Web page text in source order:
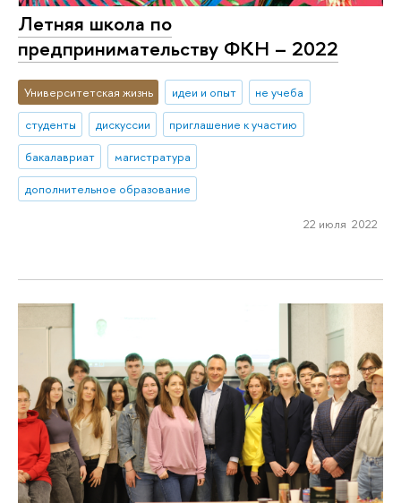
Летняя школа по
предпринимательству ФКН – 2022
Университетская жизнь идеи и опыт
не учеба
студенты
дискуссии
приглашение к участию
бакалавриат
магистратура
дополнительное образование
22 июля 2022